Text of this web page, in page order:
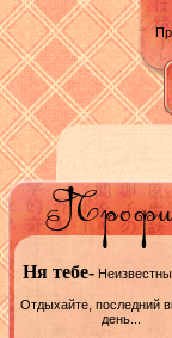
Ня тебе-
Отдыхайте, последний
день...